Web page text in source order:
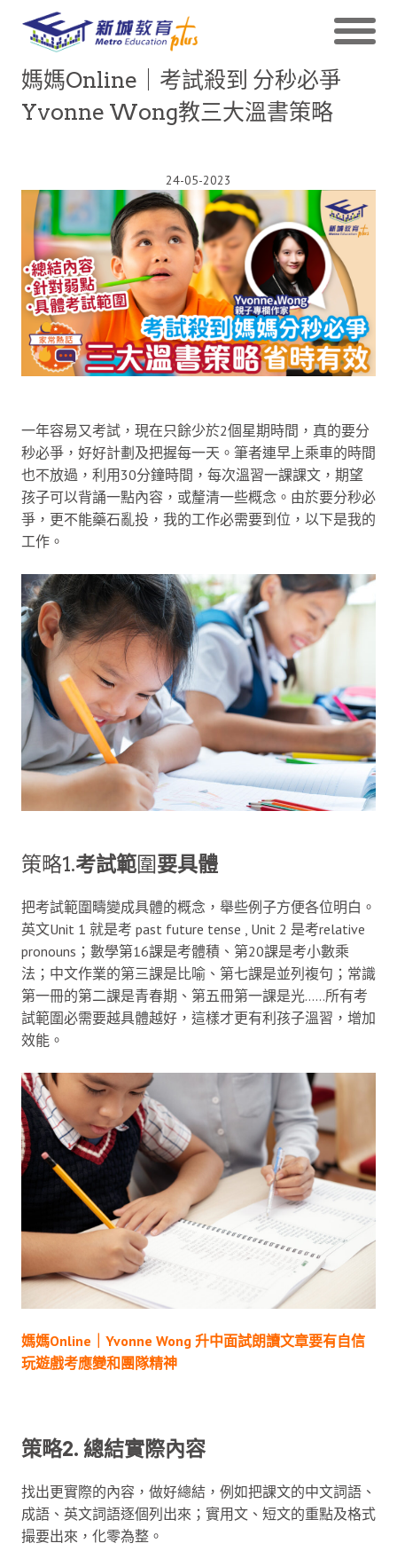
媽媽Online｜考試殺到 分秒必爭
Yvonne Wong教三大溫書策略
24-05-2023
一年容易又考試，現在只餘少於2個星期時間，真的要分
秒必爭，好好計劃及把握每一天。筆者連早上乘車的時間
也不放過，利用30分鐘時間，每次溫習一課課文，期望
孩子可以背誦一點內容，或釐清一些概念。由於要分秒必
爭，更不能藥石亂投，我的工作必需要到位，以下是我的
工作。
策略1.考試範圍要具體
把考試範圍疇變成具體的概念，舉些例子方便各位明白。
英文Unit 1 就是考 past future tense , Unit 2 是考relative
pronouns；數學第16課是考體積、第20課是考小數乘
法；中文作業的第三課是比喻、第七課是並列複句；常識
第一冊的第二課是青春期、第五冊第一課是光……所有考
試範圍必需要越具體越好，這樣才更有利孩子溫習，增加
效能。
媽媽Online｜Yvonne Wong 升中面試朗讀文章要有自信
玩遊戲考應變和團隊精神
策略2. 總結實際內容
找出更實際的內容，做好總結，例如把課文的中文詞語、
成語、英文詞語逐個列出來；實用文、短文的重點及格式
撮要出來，化零為整。